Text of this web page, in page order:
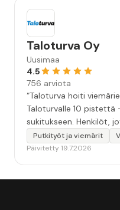
Taloturva Oy
Uusimaa
4.5
756 arviota
“Taloturva hoiti
Taloturvalle 10 pistettä
sukitukseen. Henkilöt,
ammattitaitoisia ja
saamani materiaali
Putkityöt ja viemärit
Päivitetty 19.7.2026